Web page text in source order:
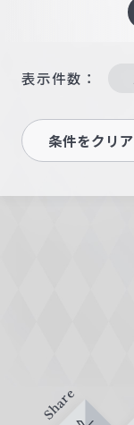
表示件数：
条件をクリア
Share